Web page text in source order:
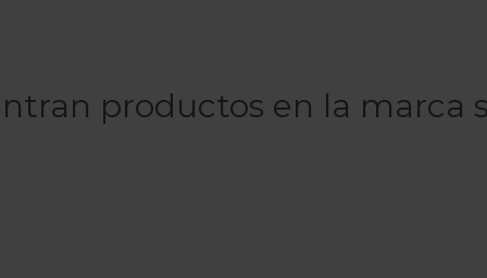
productos en la marca